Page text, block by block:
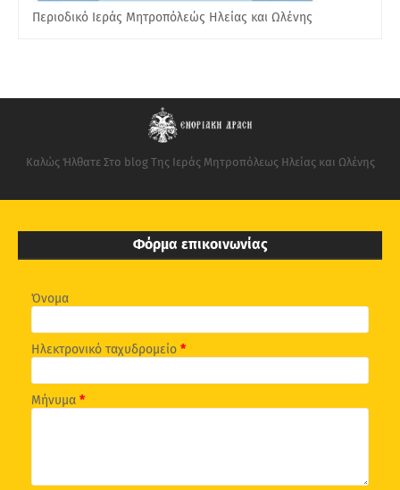
Περιοδικό Ιεράς Μητροπόλεώς Ηλείας και Ωλένης
Καλώς Ήλθατε Στο blog Της Ιεράς Μητροπόλεως Ηλείας και Ωλένης
Φόρμα επικοινωνίας
Όνομα
Ηλεκτρονικό ταχυδρομείο *
Μήνυμα *